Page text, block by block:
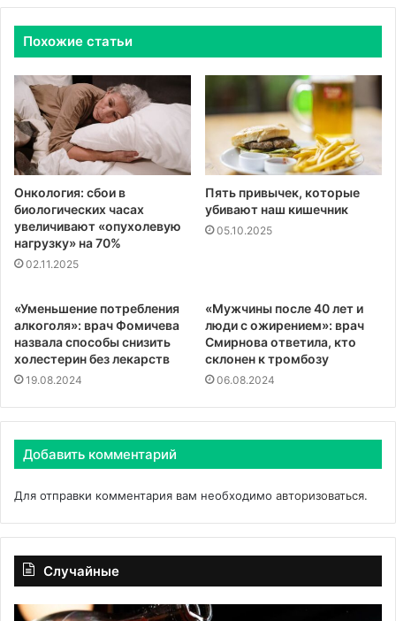
Похожие статьи
Онкология: сбои в
биологических часах
увеличивают «опухолевую
нагрузку» на 70%
02.11.2025
Пять привычек, которые
убивают наш кишечник
05.10.2025
«Уменьшение потребления
алкоголя»: врач Фомичева
назвала способы снизить
холестерин без лекарств
19.08.2024
«Мужчины после 40 лет и
люди с ожирением»: врач
Смирнова ответила, кто
склонен к тромбозу
06.08.2024
Добавить комментарий
Для отправки комментария вам необходимо авторизоваться.
Случайные
Вино